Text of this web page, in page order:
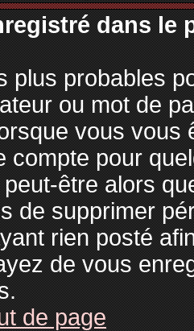
dans le
plus probables
ou mot de
vous vous
compte pour
être alors
de supprimer
rien posté
de vous
de page